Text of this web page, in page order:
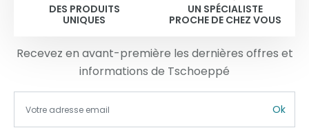
DES PRODUITS
UNIQUES
UN SPÉCIALISTE
PROCHE DE CHEZ VOUS
Recevez en avant-première les dernières offres et
informations de Tschoeppé
Ok